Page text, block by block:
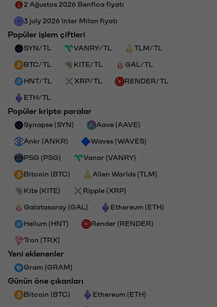
2 Ağustos 2026 Benfica fiyatı
3 july 2026 Inter Milan fiyatı
Popüler işlem çiftleri
SYN/TL VANRY/TL TLM/TL
BTC/TL KITE/TL GAL/TL
HNT/TL XRP/TL RENDER/TL
ETH/TL
Popüler kripto paralar
Synapse (SYN) Aave (AAVE)
Ankr (ANKR) Waves (WAVES)
PSG (PSG) Vanar (VANRY)
Bitcoin (BTC) Alien Worlds (TLM)
Kite (KITE) Ripple (XRP)
Galatasaray (GAL) Ethereum (ETH)
Helium (HNT) Render (RENDER)
Tron (TRX)
Yeni eklenenler
Gram (GRAM)
Günün öne çıkanları
Bitcoin (BTC) Ethereum (ETH)